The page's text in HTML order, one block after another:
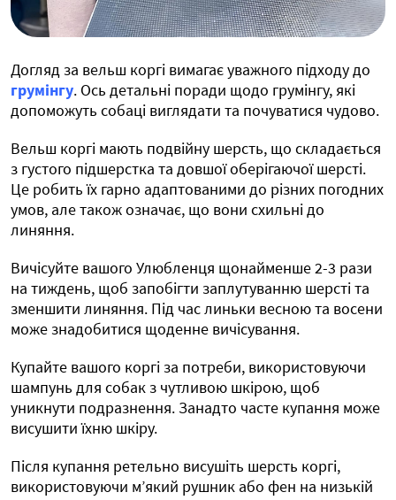
Догляд за вельш коргі вимагає уважного підходу до
грумінгу. Ось детальні поради щодо грумінгу, які
допоможуть собаці виглядати та почуватися чудово.
Вельш коргі мають подвійну шерсть, що складається
з густого підшерстка та довшої оберігаючої шерсті.
Це робить їх гарно адаптованими до різних погодних
умов, але також означає, що вони схильні до
линяння.
Вичісуйте вашого Улюбленця щонайменше 2-3 рази
на тиждень, щоб запобігти заплутуванню шерсті та
зменшити линяння. Під час линьки весною та восени
може знадобитися щоденне вичісування.
Купайте вашого коргі за потреби, використовуючи
шампунь для собак з чутливою шкірою, щоб
уникнути подразнення. Занадто часте купання може
висушити їхню шкіру.
Після купання ретельно висушіть шерсть коргі,
використовуючи м’який рушник або фен на низькій